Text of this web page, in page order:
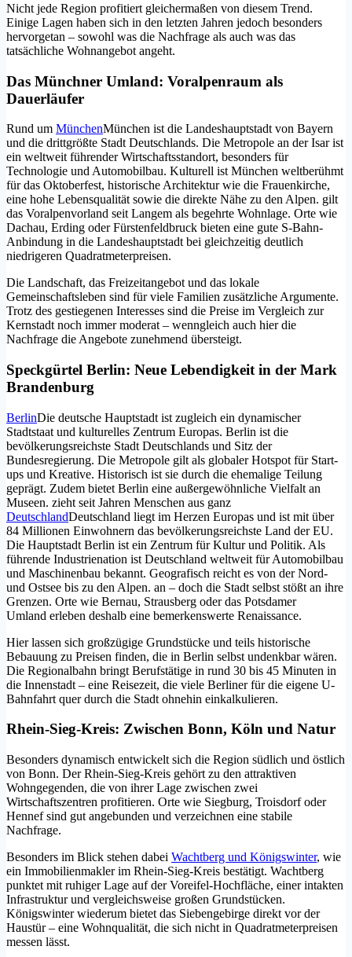
Nicht jede Region profitiert gleichermaßen von diesem Trend.
Einige Lagen haben sich in den letzten Jahren jedoch besonders
hervorgetan – sowohl was die Nachfrage als auch was das
tatsächliche Wohnangebot angeht.
Das Münchner Umland: Voralpenraum als
Dauerläufer
Rund um MünchenMünchen ist die Landeshauptstadt von Bayern
und die drittgrößte Stadt Deutschlands. Die Metropole an der Isar ist
ein weltweit führender Wirtschaftsstandort, besonders für
Technologie und Automobilbau. Kulturell ist München weltberühmt
für das Oktoberfest, historische Architektur wie die Frauenkirche,
eine hohe Lebensqualität sowie die direkte Nähe zu den Alpen. gilt
das Voralpenvorland seit Langem als begehrte Wohnlage. Orte wie
Dachau, Erding oder Fürstenfeldbruck bieten eine gute S-Bahn-
Anbindung in die Landeshauptstadt bei gleichzeitig deutlich
niedrigeren Quadratmeterpreisen.
Die Landschaft, das Freizeitangebot und das lokale
Gemeinschaftsleben sind für viele Familien zusätzliche Argumente.
Trotz des gestiegenen Interesses sind die Preise im Vergleich zur
Kernstadt noch immer moderat – wenngleich auch hier die
Nachfrage die Angebote zunehmend übersteigt.
Speckgürtel Berlin: Neue Lebendigkeit in der Mark
Brandenburg
BerlinDie deutsche Hauptstadt ist zugleich ein dynamischer
Stadtstaat und kulturelles Zentrum Europas. Berlin ist die
bevölkerungsreichste Stadt Deutschlands und Sitz der
Bundesregierung. Die Metropole gilt als globaler Hotspot für Start-
ups und Kreative. Historisch ist sie durch die ehemalige Teilung
geprägt. Zudem bietet Berlin eine außergewöhnliche Vielfalt an
Museen. zieht seit Jahren Menschen aus ganz
DeutschlandDeutschland liegt im Herzen Europas und ist mit über
84 Millionen Einwohnern das bevölkerungsreichste Land der EU.
Die Hauptstadt Berlin ist ein Zentrum für Kultur und Politik. Als
führende Industrienation ist Deutschland weltweit für Automobilbau
und Maschinenbau bekannt. Geografisch reicht es von der Nord-
und Ostsee bis zu den Alpen. an – doch die Stadt selbst stößt an ihre
Grenzen. Orte wie Bernau, Strausberg oder das Potsdamer
Umland erleben deshalb eine bemerkenswerte Renaissance.
Hier lassen sich großzügige Grundstücke und teils historische
Bebauung zu Preisen finden, die in Berlin selbst undenkbar wären.
Die Regionalbahn bringt Berufstätige in rund 30 bis 45 Minuten in
die Innenstadt – eine Reisezeit, die viele Berliner für die eigene U-
Bahnfahrt quer durch die Stadt ohnehin einkalkulieren.
Rhein-Sieg-Kreis: Zwischen Bonn, Köln und Natur
Besonders dynamisch entwickelt sich die Region südlich und östlich
von Bonn. Der Rhein-Sieg-Kreis gehört zu den attraktiven
Wohngegenden, die von ihrer Lage zwischen zwei
Wirtschaftszentren profitieren. Orte wie Siegburg, Troisdorf oder
Hennef sind gut angebunden und verzeichnen eine stabile
Nachfrage.
Besonders im Blick stehen dabei Wachtberg und Königswinter, wie
ein Immobilienmakler im Rhein-Sieg-Kreis bestätigt. Wachtberg
punktet mit ruhiger Lage auf der Voreifel-Hochfläche, einer intakten
Infrastruktur und vergleichsweise großen Grundstücken.
Königswinter wiederum bietet das Siebengebirge direkt vor der
Haustür – eine Wohnqualität, die sich nicht in Quadratmeterpreisen
messen lässt.